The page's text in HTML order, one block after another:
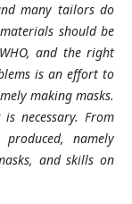
many tailors do
should be
and the right
is an effort to
making masks.
necessary. From
namely
and skills on